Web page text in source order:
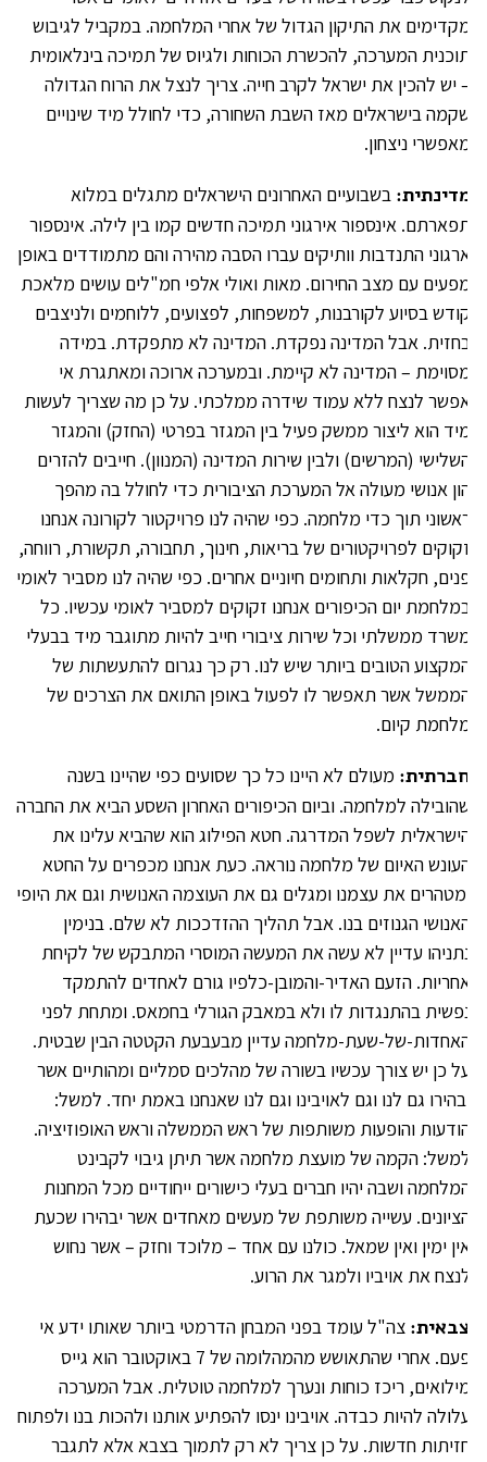
את התיקון הגדול של אחרי המלחמה. במקביל לגיבוש
המערכה, להכשרת הכוחות ולגיוס של תמיכה בינלאומית
יש להכין את ישראל לקרב חייה. צריך לנצל את הרוח הגדולה
בישראלים מאז השבת השחורה, כדי לחולל מיד שינויים
ניצחון.
בשבועיים האחרונים הישראלים מתגלים במלוא
אינספור אירגוני תמיכה חדשים קמו בין לילה. אינספור
התנדבות וותיקים עברו הסבה מהירה והם מתמודדים באופן
עם מצב החירום. מאות ואולי אלפי חמ"לים עושים מלאכת
בסיוע לקורבנות, למשפחות, לפצועים, ללוחמים ולניצבים
אבל המדינה נפקדת. המדינה לא מתפקדת. במידה
– המדינה לא קיימת. ובמערכה ארוכה ומאתגרת אי
לנצח ללא עמוד שידרה ממלכתי. על כן מה שצריך לעשות
הוא ליצור ממשק פעיל בין המגזר בפרטי (החזק) והמגזר
(המרשים) ולבין שירות המדינה (המנוון). חייבים להזרים
אנושי מעולה אל המערכת הציבורית כדי לחולל בה מהפך
תוך כדי מלחמה. כפי שהיה לנו פרויקטור לקורונה אנחנו
לפרויקטורים של בריאות, חינוך, תחבורה, תקשורת, רווחה,
חקלאות ותחומים חיוניים אחרים. כפי שהיה לנו מסביר לאומי
יום הכיפורים אנחנו זקוקים למסביר לאומי עכשיו. כל
ממשלתי וכל שירות ציבורי חייב להיות מתוגבר מיד בבעלי
הטובים ביותר שיש לנו. רק כך נגרום להתעשתות של
אשר תאפשר לו לפעול באופן התואם את הצרכים של
קיום.
מעולם לא היינו כל כך שסועים כפי שהיינו בשנה
למלחמה. וביום הכיפורים האחרון השסע הביא את החברה
לשפל המדרגה. חטא הפילוג הוא שהביא עלינו את
האיום של מלחמה נוראה. כעת אנחנו מכפרים על החטא
את עצמנו ומגלים גם את העוצמה האנושית וגם את היופי
הגנוזים בנו. אבל תהליך ההזדככות לא שלם. בנימין
עדיין לא עשה את המעשה המוסרי המתבקש של לקיחת
הזעם האדיר-והמובן-כלפיו גורם לאחדים להתמקד
בהתנגדות לו ולא במאבק הגורלי בחמאס. ומתחת לפני
של-שעת-מלחמה עדיין מבעבעת הקטטה הבין שבטית.
כן יש צורך עכשיו בשורה של מהלכים סמליים ומהותיים אשר
גם לנו וגם לאויבינו וגם לנו שאנחנו באמת יחד. למשל:
והופעות משותפות של ראש הממשלה וראש האופוזיציה.
הקמה של מועצת מלחמה אשר תיתן גיבוי לקבינט
ושבה יהיו חברים בעלי כישורים ייחודיים מכל המחנות
עשייה משותפת של מעשים מאחדים אשר יבהירו שכעת
ימין ואין שמאל. כולנו עם אחד – מלוכד וחזק – אשר נחוש
את אויביו ולמגר את הרוע.
צה"ל עומד בפני המבחן הדרמטי ביותר שאותו ידע אי
פעם. אחרי שהתאושש מהמהלומה של 7 באוקטובר הוא גייס
ריכז כוחות ונערך למלחמה טוטלית. אבל המערכה
להיות כבדה. אויבינו ינסו להפתיע אותנו ולהכות בנו ולפתוח
חדשות. על כן צריך לא רק לתמוך בצבא אלא לתגבר